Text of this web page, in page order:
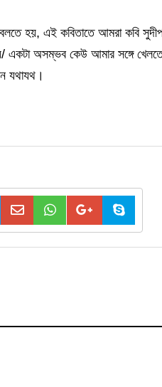
বলতে হয়, এই কবিতাতে আমরা কবি
একটা অসম্ভব কেউ আমার সঙ্গে খেলতে
যথাযথ।